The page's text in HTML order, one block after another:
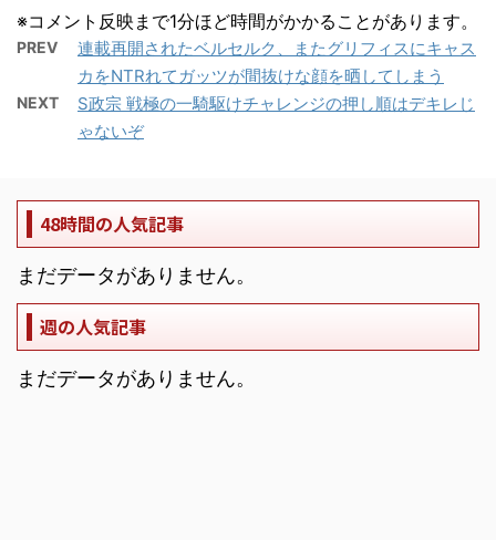
※コメント反映まで1分ほど時間がかかることがあります。
PREV
連載再開されたベルセルク、またグリフィスにキャス
カをNTRれてガッツが間抜けな顔を晒してしまう
NEXT
S政宗 戦極の一騎駆けチャレンジの押し順はデキレじ
ゃないぞ
48時間の人気記事
まだデータがありません。
週の人気記事
まだデータがありません。